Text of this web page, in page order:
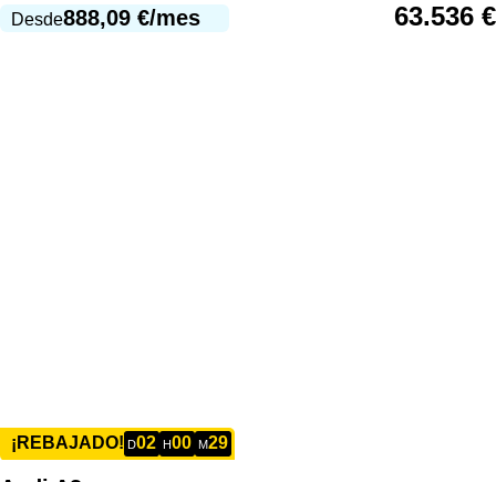
Desde888,09 €/mes 63.536 €
¡REBAJADO! D02 H00 M29